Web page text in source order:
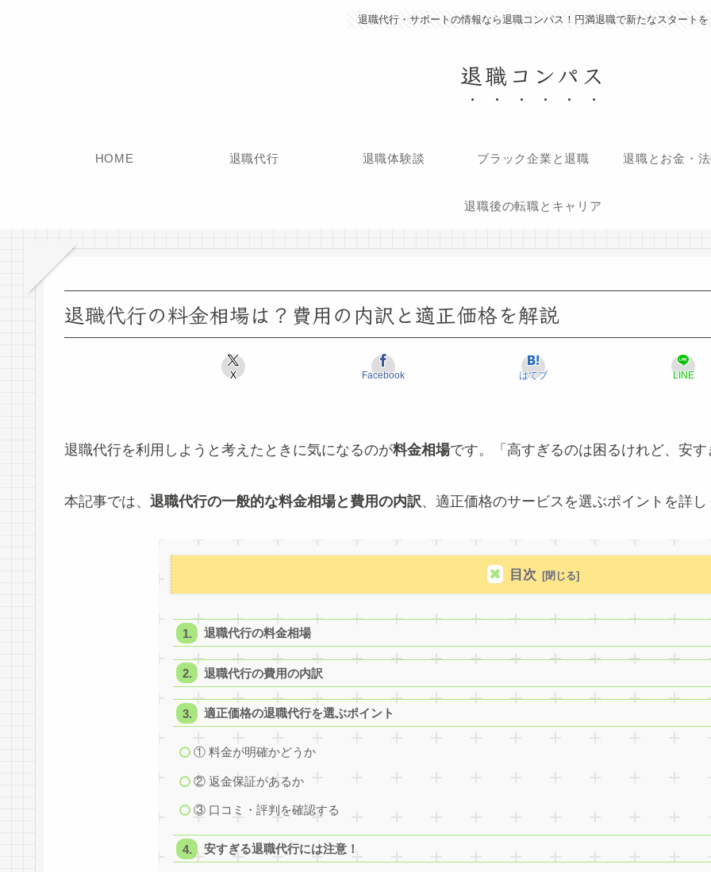
退職代行・サポートの情報なら退職コンパス！円満退職で新たなスタートを
退職コンパス
HOME 退職代行 退職体験談 ブラック企業と退職 退職とお金・
退職後の転職とキャリア
退職代行の料金相場は？費用の内訳と適正価格を解説
X Facebook はてブ LINE
退職代行を利用しようと考えたときに気になるのが料金相場です。「高すぎるのは困るけれど、安
本記事では、 退職代行の一般的な料金相場と費用の内訳、適正価格のサービスを選ぶポイントを詳
目次
退職代行の料金相場
退職代行の費用の内訳
適正価格の退職代行を選ぶポイント
① 料金が明確かどうか
② 返金保証があるか
③ 口コミ・評判を確認する
安すぎる退職代行には注意！